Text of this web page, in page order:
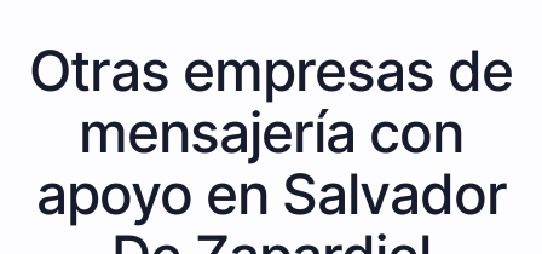
Otras empresas de
mensajería con
apoyo en Salvador